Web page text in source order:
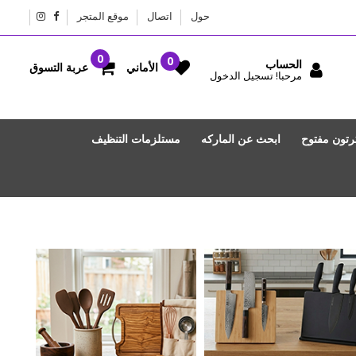
حول اتصال موقع المتجر
مفتوح ابحث عن الماركه مستلزمات التنظيف
الحساب
مرحبا! تسجيل الدخول
الأماني عربة التسوق